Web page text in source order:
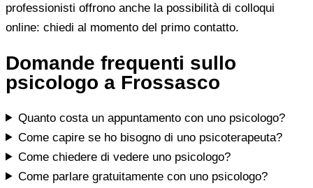
professionisti offrono anche la possibilità di colloqui
online: chiedi al momento del primo contatto.
Domande frequenti sullo
psicologo a Frossasco
Quanto costa un appuntamento con uno psicologo?
Come capire se ho bisogno di uno psicoterapeuta?
Come chiedere di vedere uno psicologo?
Come parlare gratuitamente con uno psicologo?